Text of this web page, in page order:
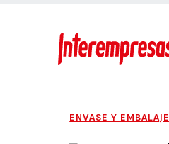
ENVASE Y EMBALAJE